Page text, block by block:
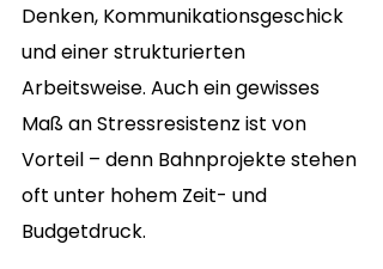
Denken, Kommunikationsgeschick
und einer strukturierten
Arbeitsweise. Auch ein gewisses
Maß an Stressresistenz ist von
Vorteil – denn Bahnprojekte stehen
oft unter hohem Zeit- und
Budgetdruck.